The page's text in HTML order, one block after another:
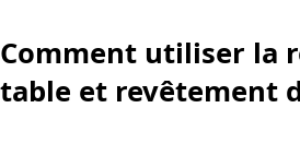
Comment utiliser la
table et revêtement